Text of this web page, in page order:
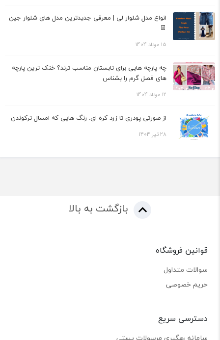
انواع مدل شلوار لی | معرفی جدیدترین مدل های شلوار جین
👖
15 مرداد 1404
چه پارچه هایی برای تابستان مناسب ترند؟ خنک ترین پارچه
های فصل گرم را بشناس
12 مرداد 1404
از صورتی پودری تا زرد کره ای: رنگ هایی که امسال ترکوندن
28 تیر 1404
بازگشت به بالا
قوانین فروشگاه
سوالات متداول
حریم خصوصی
دسترسی سریع